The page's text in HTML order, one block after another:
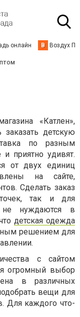
онлайн В Воздух
«Катлен»,
заказать детскую
по разным
приятно удивят.
от двух единиц
на сайте,
Сделать заказ
так и для
не нуждаются в
детская одежда
решением для
с сайтом
огромный выбор
в различных
вещи для
Для каждого что-